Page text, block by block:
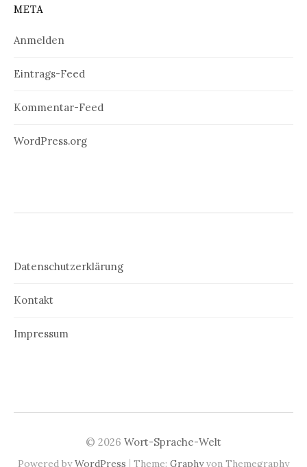
META
Anmelden
Eintrags-Feed
Kommentar-Feed
WordPress.org
Datenschutzerklärung
Kontakt
Impressum
© 2026 Wort-Sprache-Welt
Powered byWordPress | Theme: Graphyvon Themegraphy